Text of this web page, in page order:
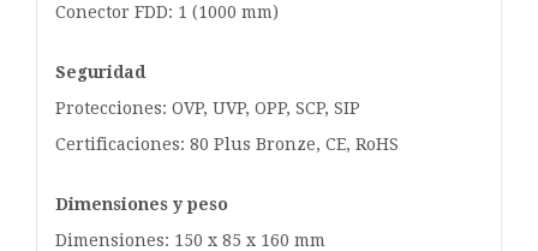
Conector FDD: 1 (1000 mm)
Seguridad
Protecciones: OVP, UVP, OPP, SCP, SIP
Certificaciones: 80 Plus Bronze, CE, RoHS
Dimensiones y peso
Dimensiones: 150 x 85 x 160 mm